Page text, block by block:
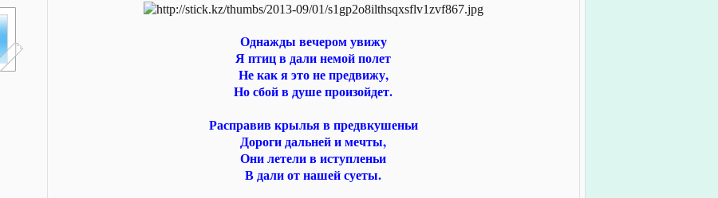
Однажды вечером увижу
Я птиц в дали немой полет
Не как я это не предвижу,
Но сбой в душе произойдет.
Расправив крылья в предвкушеньи
Дороги дальней и мечты,
Они летели в иступленьи
В дали от нашей суеты.